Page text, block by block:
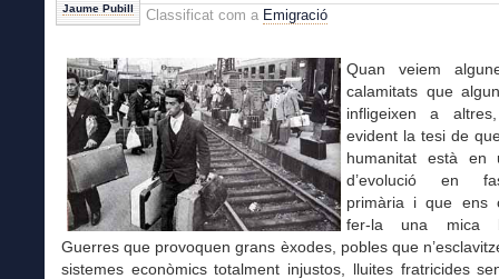
Jaume Pubill Classificat com a Emigració
Quan veiem
calamitats que
infligeixen a
evident la tesi de
humanitat està en
d’evolució en
primària i que ens
fer-la una mica
Guerres que provoquen grans èxodes, pobles que
sistemes econòmics totalment injustos, lluites fratricides